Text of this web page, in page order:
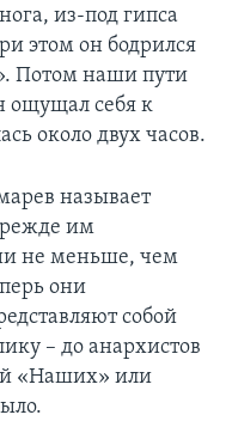
из-под гипса
этом он бодрился
Потом наши пути
ощущал себя к
около двух часов.
называет
им
не меньше, чем
они
собой
– до анархистов
«Наших» или